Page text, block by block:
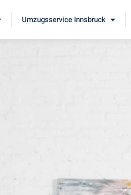
Umzugsservice Innsbruck